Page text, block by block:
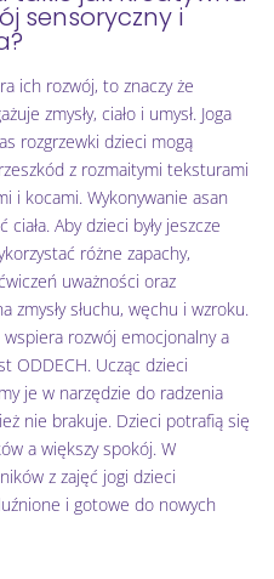
sensoryczny i
ich rozwój, to znaczy że
zmysły, ciało i umysł. Joga
rozgrzewki dzieci mogą
z rozmaitymi teksturami
i kocami. Wykonywanie asan
Aby dzieci były jeszcze
różne zapachy,
uważności oraz
zmysły słuchu, węchu i wzroku.
rozwój emocjonalny a
ODDECH. Ucząc dzieci
je w narzędzie do radzenia
nie brakuje. Dzieci potrafią się
a większy spokój. W
z zajęć jogi dzieci
i gotowe do nowych